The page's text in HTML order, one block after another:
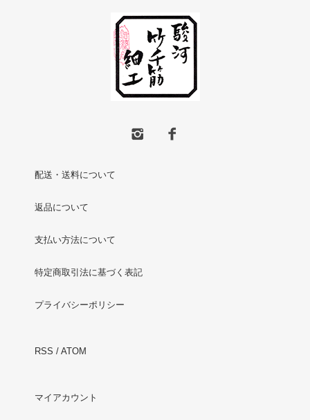
配送・送料について
返品について
支払い方法について
特定商取引法に基づく表記
プライバシーポリシー
RSS / ATOM
マイアカウント